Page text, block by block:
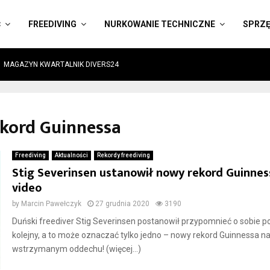
FREEDIVING NURKOWANIE TECHNICZNE
MAGAZYN KWARTALNIK DIVERS24
Guinnessa
Freediving Aktualności Rekordy freediving
Stig Severinsen ustanowił nowy rekord
video
by Marcin Pawełczyk 27 grudnia 2020 3190
Duński freediver Stig Severinsen postanowił przypomnieć o sobie
kolejny, a to może oznaczać tylko jedno – nowy rekord Guinnessa na
wstrzymanym oddechu! (więcej…)